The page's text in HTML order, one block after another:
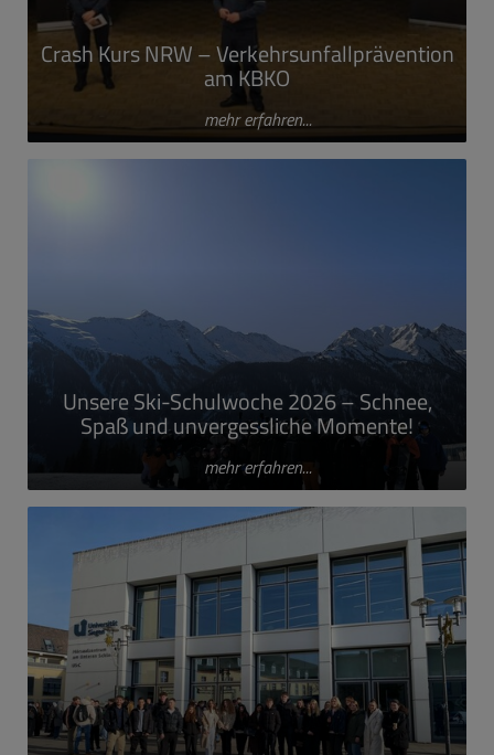
Crash Kurs NRW – Verkehrsunfallprävention
am KBKO
mehr erfahren...
Unsere Ski-Schulwoche 2026 – Schnee,
Spaß und unvergessliche Momente!
mehr erfahren...